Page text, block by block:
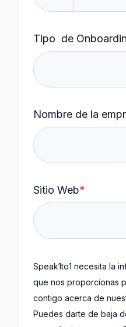
Tipo de
Nombre de la
Sitio Web*
Speak1to1 necesita la
que nos proporcionas
contigo acerca de
Puedes darte de baja